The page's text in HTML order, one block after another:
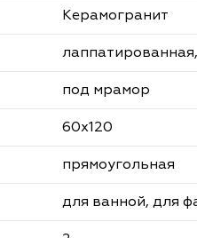
Керамогранит
под мрамор
60х120
прямоугольная
для ванной, для